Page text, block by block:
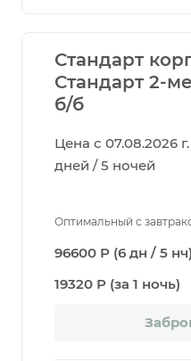
Стандарт
Стандарт 2-
б/б
Цена с 07.08.2026
дней / 5 ночей
Оптимальный с
96600 Р (6 дн / 5 нч)
19320 Р (за 1 ночь)